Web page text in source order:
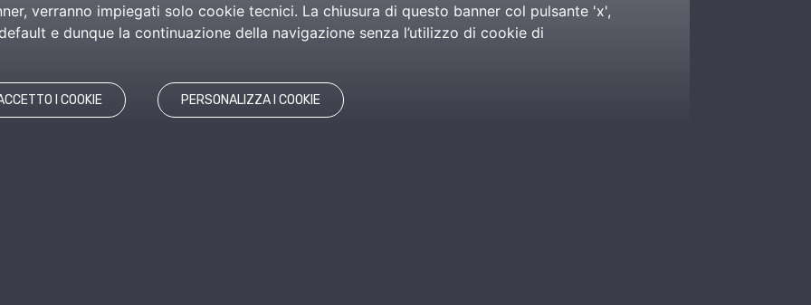
verranno impiegati solo cookie tecnici. La chiusura di questo banner col pulsante 'x',
e dunque la continuazione della navigazione senza l’utilizzo di cookie di
I COOKIE PERSONALIZZA I COOKIE